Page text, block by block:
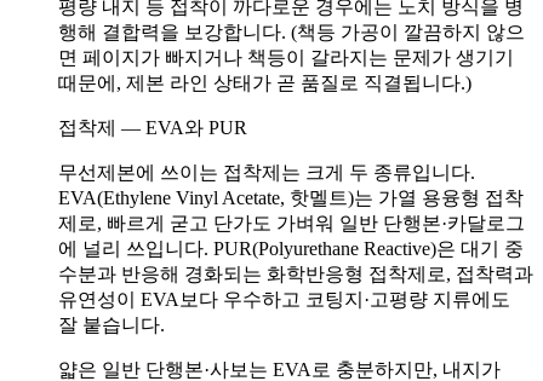
평량 내지 등 접착이 까다로운 경우에는 노치 방식을 병
행해 결합력을 보강합니다. (책등 가공이 깔끔하지 않으
면 페이지가 빠지거나 책등이 갈라지는 문제가 생기기
때문에, 제본 라인 상태가 곧 품질로 직결됩니다.)
접착제 — EVA와 PUR
무선제본에 쓰이는 접착제는 크게 두 종류입니다.
EVA(Ethylene Vinyl Acetate, 핫멜트)는 가열 용융형 접착
제로, 빠르게 굳고 단가도 가벼워 일반 단행본·카달로그
에 널리 쓰입니다. PUR(Polyurethane Reactive)은 대기 중
수분과 반응해 경화되는 화학반응형 접착제로, 접착력과
유연성이 EVA보다 우수하고 코팅지·고평량 지류에도
잘 붙습니다.
얇은 일반 단행본·사보는 EVA로 충분하지만, 내지가